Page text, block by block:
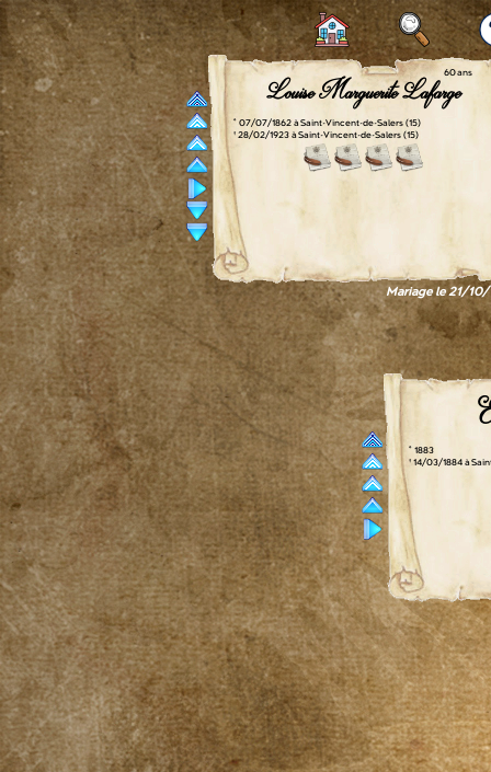
60 ans
Louise Marguerite Lafarge
° 07/07/1862 à Saint-Vincent-de-Salers (15)
† 28/02/1923 à Saint-Vincent-de-Salers (15)
Mariage le 21/10/
° 1883
† 14/03/1884 à